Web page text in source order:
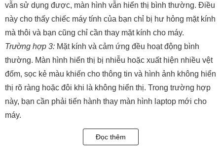
vẫn sử dụng được, màn hình vẫn hiển thị bình thường. Điều
này cho thấy chiếc máy tính của bạn chỉ bị hư hỏng mặt kính
mà thôi và bạn cũng chỉ cần thay mặt kính cho máy.
Trường hợp 3: Mặt kính và cảm ứng đều hoạt động bình
thường. Màn hình hiển thị bị nhiễu hoặc xuất hiện nhiều vệt
đốm, sọc kẻ màu khiến cho thông tin và hình ảnh không hiển
thị rõ ràng hoặc đôi khi là không hiển thị. Trong trường hợp
này, bạn cần phải tiến hành thay màn hình laptop mới cho
máy.
: Laptop bị rơi vỡ mặt kính, đồng thời cảm ứng
không thể sử dụng. Thế nhưng, màn hình vẫn có thể hiển
Đọc thêm